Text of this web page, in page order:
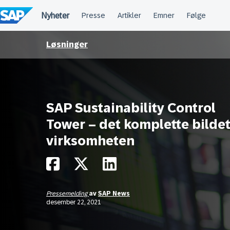
til
innhold
Løsninger
SAP Sustainability Control
Tower – det komplette
virksomheten
Pressemeldingav SAP News
desember 22, 2021